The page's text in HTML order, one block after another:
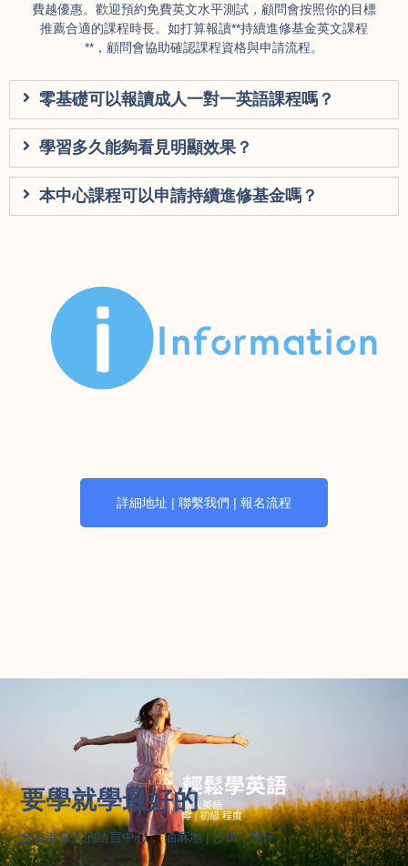
費越優惠。歡迎預約免費英文水平測試，顧問會按照你的目標
推薦合適的課程時長。如打算報讀**持續進修基金英文課程
**，顧問會協助確認課程資格與申請流程。
零基礎可以報讀成人一對一英語課程嗎？
學習多久能夠看見明顯效果？
本中心課程可以申請持續進修基金嗎？
詳細地址 | 聯繫我們 | 報名流程
要學就學最好的
全香港最大的語言中心， 油麻地 | 沙田 | 灣仔